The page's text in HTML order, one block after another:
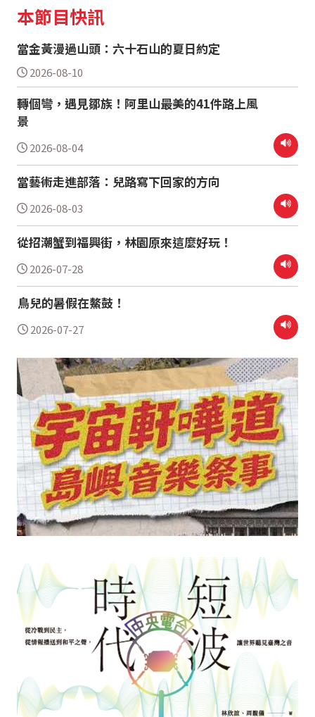
本節目快訊
當金黃漫過山頭：六十石山的夏日約定
2026-08-10
轉個彎，遇見鄒族！阿里山最美的41件路上風
景
2026-08-04
當藝術走進部落：兒路寫下回家的方向
2026-08-03
從招潮蟹到福興街，林園原來這麼好玩！
2026-07-28
鳥兒的暑假在鰲鼓！
2026-07-27